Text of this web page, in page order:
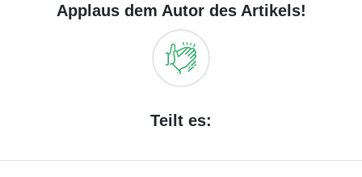
Applaus dem Autor des Artikels!
Teilt es: